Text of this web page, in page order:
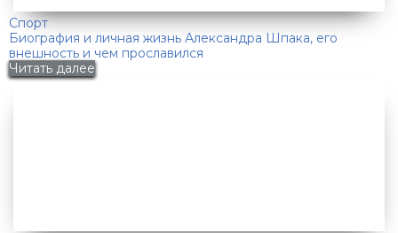
Спорт
Биография и личная жизнь Александра Шпака, его
внешность и чем прославился
Читать далее